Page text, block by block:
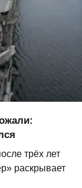
трёх лет
раскрывает